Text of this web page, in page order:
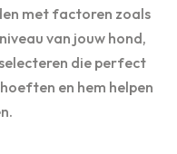
met factoren zoals
van jouw hond,
die perfect
en hem helpen